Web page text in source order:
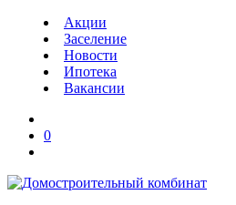
Акции
Заселение
Новости
Ипотека
Вакансии
0